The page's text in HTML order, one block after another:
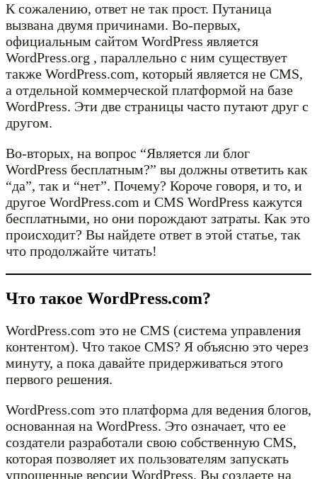
К сожалению, ответ не так прост. Путаница
вызвана двумя причинами. Во-первых,
официальным сайтом WordPress является
WordPress.org , параллельно с ним существует
также WordPress.com, который является не CMS,
а отдельной коммерческой платформой на базе
WordPress. Эти две страницы часто путают друг с
другом.
Во-вторых, на вопрос “Является ли блог
WordPress бесплатным?” вы должны ответить как
“да”, так и “нет”. Почему? Короче говоря, и то, и
другое WordPress.com и CMS WordPress кажутся
бесплатными, но они порождают затраты. Как это
происходит? Вы найдете ответ в этой статье, так
что продолжайте читать!
Что такое WordPress.com?
WordPress.com это не CMS (система управления
контентом). Что такое CMS? Я объясню это через
минуту, а пока давайте придерживаться этого
первого решения.
WordPress.com это платформа для ведения блогов,
основанная на WordPress. Это означает, что ее
создатели разработали свою собственную CMS,
которая позволяет их пользователям запускать
упрощенные версии WordPress. Вы создаете на